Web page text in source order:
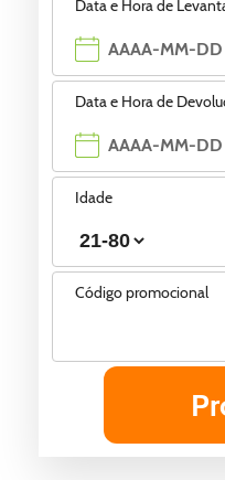
Data e Hora de
Data e Hora de
Idade
Código promocional